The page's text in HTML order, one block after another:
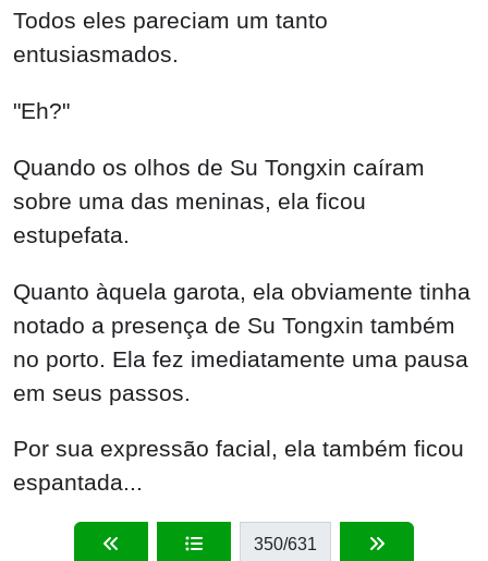
Todos eles pareciam um tanto
entusiasmados.
"Eh?"
Quando os olhos de Su Tongxin caíram
sobre uma das meninas, ela ficou
estupefata.
Quanto àquela garota, ela obviamente tinha
notado a presença de Su Tongxin também
no porto. Ela fez imediatamente uma pausa
em seus passos.
Por sua expressão facial, ela também ficou
espantada...
350/631